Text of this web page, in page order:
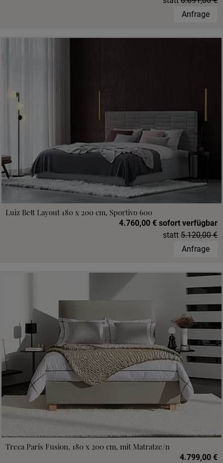
Anfrage
Luiz Bett Layout 180 x 200 cm, Sportivo 600
4.760,00 € sofort verfügbar
statt 5.120,00 €
Anfrage
Treca Paris Fusion, 180 x 200 cm, mit Matratze/n
4.799,00 €